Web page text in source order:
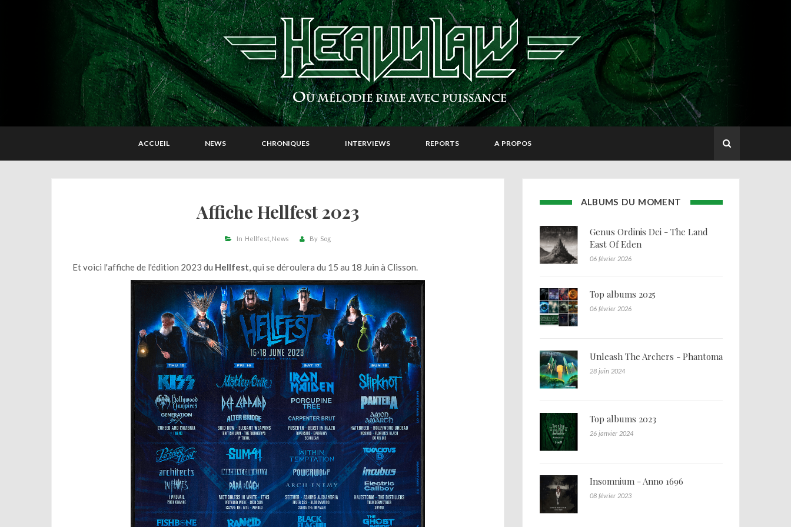
ACCUEIL NEWS CHRONIQUES INTERVIEWS REPORTS A PROPOS
Affiche Hellfest 2023
In Hellfest News By Sog
Et voici l'affiche de l'édition 2023 du Hellfest, qui se déroulera du 15 au 18 Juin à Clisson.
ALBUMS DU MOMENT
Genus Ordinis Dei - The Land
East Of Eden
06 février 2026
Top albums 2025
06 février 2026
Unleash The Archers - Phantoma
28 juin 2024
Top albums 2023
26 janvier 2024
Insomnium - Anno 1696
08 février 2023